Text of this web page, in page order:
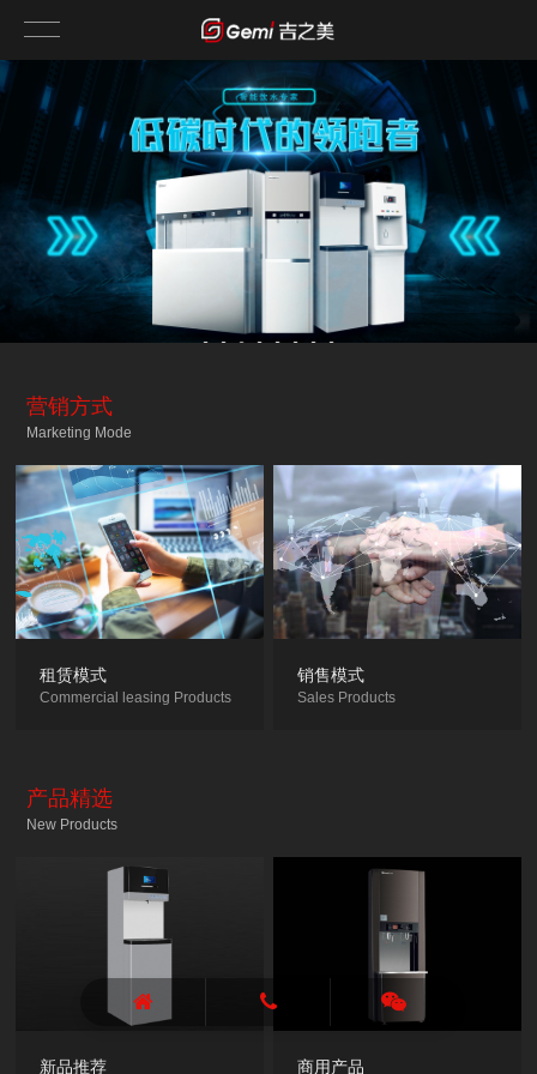
营销方式
Marketing Mode
租赁模式
Commercial leasing Products
销售模式
Sales Products
产品精选
New Products
新品推荐 商用产品